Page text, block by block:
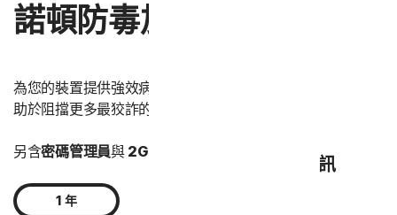
Norton 相關資訊
諾頓防毒加強版
為您的裝置提供強效病毒防護。隨附搭載 AI 的
助於阻擋更多最狡詐的詐騙活動。
另含密碼管理員與 2GB 60 天退款保證。
1 年